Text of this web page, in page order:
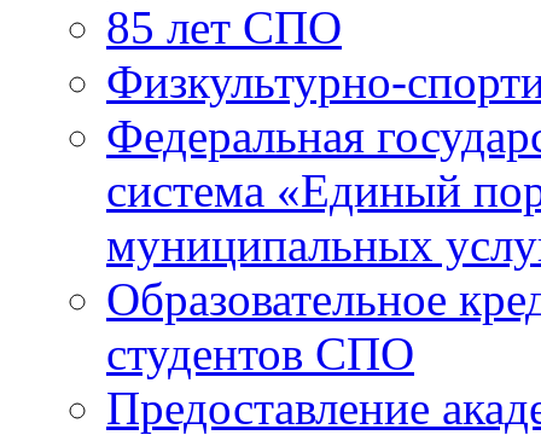
85 лет СПО
Физкультурно-
Федеральная
система «Единый
муниципальных
Образовательное
студентов СПО
Предоставление